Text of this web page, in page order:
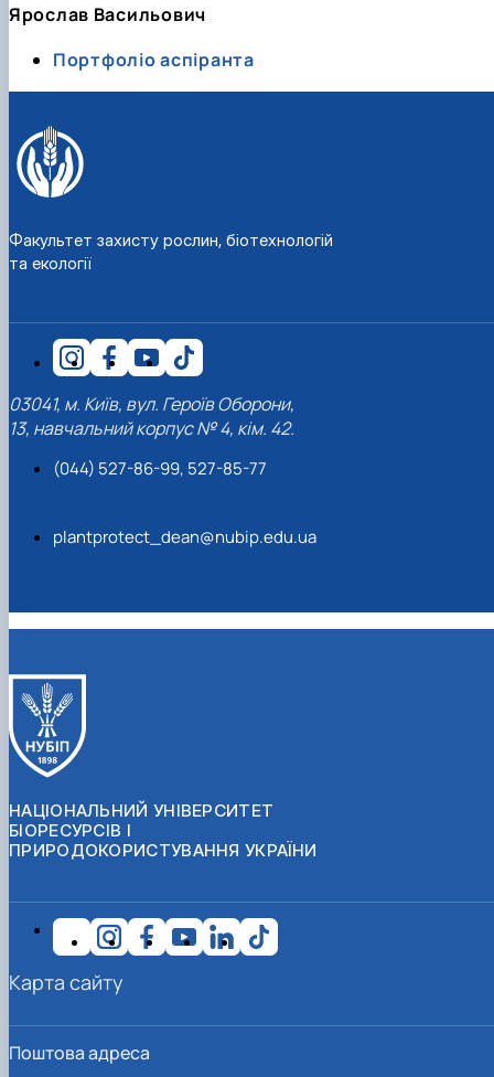
Ярослав Васильович
Портфоліо аспіранта
Факультет захисту рослин, біотехнологій
та екології
03041, м. Київ, вул. Героїв Оборони,
13, навчальний корпус № 4, кім. 42.
(044) 527-86-99, 527-85-77
plantprotect_dean@nubip.edu.ua
НАЦІОНАЛЬНИЙ УНІВЕРСИТЕТ
БІОРЕСУРСІВ І
ПРИРОДОКОРИСТУВАННЯ УКРАЇНИ
Поштова адреса
Карта сайту